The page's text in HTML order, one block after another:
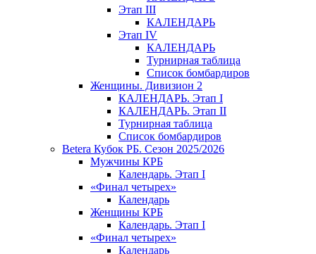
Этап III
КАЛЕНДАРЬ
Этап IV
КАЛЕНДАРЬ
Турнирная таблица
Список бомбардиров
Женщины. Дивизион 2
КАЛЕНДАРЬ. Этап I
КАЛЕНДАРЬ. Этап II
Турнирная таблица
Список бомбардиров
Betera Кубок РБ. Сезон 2025/2026
Мужчины КРБ
Календарь. Этап I
«Финал четырех»
Календарь
Женщины КРБ
Календарь. Этап I
«Финал четырех»
Календарь